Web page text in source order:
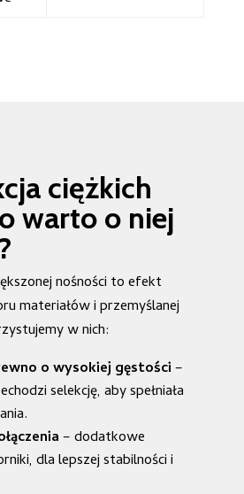
ciężkich
warto o niej
nośności to efekt
materiałów i przemyślanej
w nich:
o wysokiej gęstości–
selekcję, aby spełniała
– dodatkowe
dla lepszej stabilności i